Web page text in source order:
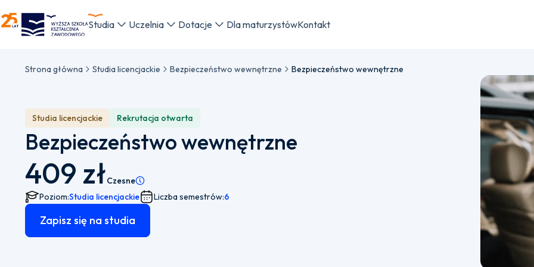
WSKZ - strona główna
Studia Uczelnia Dotacje Dla maturzystówKontakt
Strona główna Studia licencjackie Bezpieczeństwo wewnętrzne Bezpieczeństwo wewnętrzne
Studia licencjackie Rekrutacja otwarta
Bezpieczeństwo wewnętrzne
409 złCzesnePamiętaj, że istnieje możliwość wyboru płatności semestralnej bądź jednorazowej.
Poziom:Studia licencjackie Liczba semestrów:6
Zapisz się na studia